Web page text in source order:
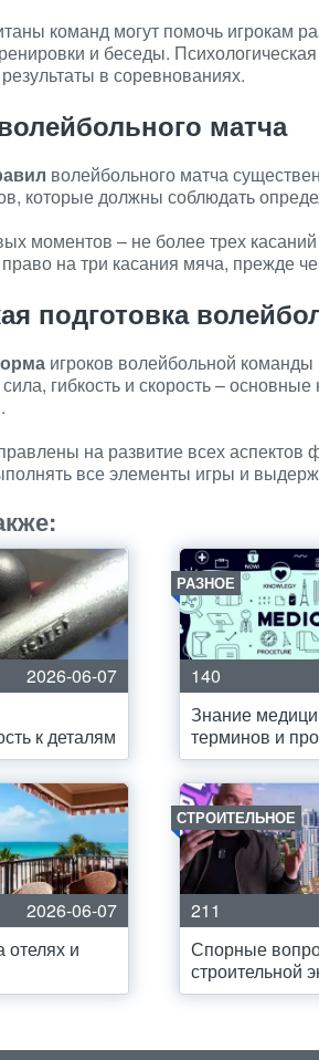
команд могут помочь игрокам
и беседы.
в соревнованиях.
матча
волейбольного матча
которые должны соблюдать
моментов – не более трех
на три касания мяча, прежде
подготовка
игроков волейбольной
гибкость и скорость –
на развитие всех
все элементы игры и
2026-06-07
к деталям
РАЗНОЕ
140
Знание
терминов и
2026-06-07
отелях и
СТРОИТЕЛЬНОЕ
211
Спорные
строительной